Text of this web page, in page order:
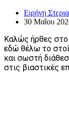
Ειρήνη
30 Μαΐου
Καλώς ήρθες στο
εδώ θέλω το
και σωστή
στις βιαστικές